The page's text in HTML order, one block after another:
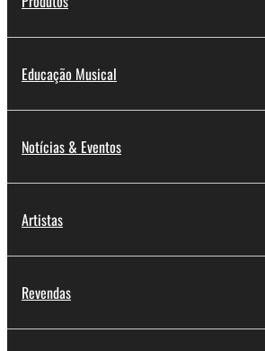
Educação Musical
Notícias & Eventos
Artistas
Revendas